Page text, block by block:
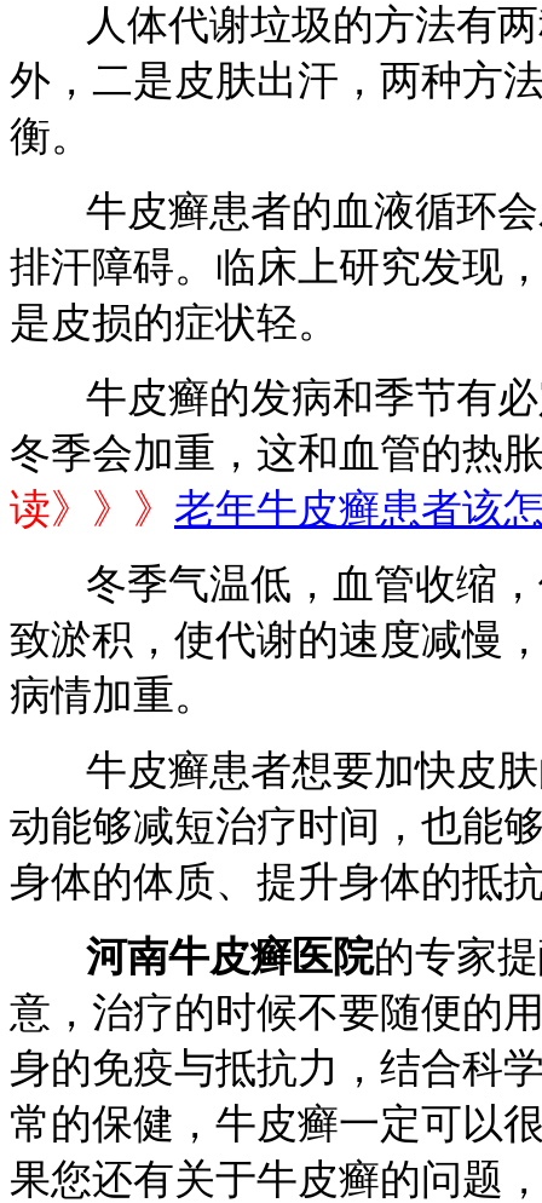
人体代谢垃圾的方法有两
外，二是皮肤出汗，两种方
衡。
牛皮癣患者的血液循环会
排汗障碍。临床上研究发现
是皮损的症状轻。
牛皮癣的发病和季节有必
冬季会加重，这和血管的热
读》》》 老年牛皮癣患者该
冬季气温低，血管收缩，
致淤积，使代谢的速度减慢
病情加重。
牛皮癣患者想要加快皮肤
动能够减短治疗时间，也能
身体的体质、提升身体的抵
河南牛皮癣医院的专家
意，治疗的时候不要随便的
身的免疫与抵抗力，结合科
常的保健，牛皮癣一定可以
果您还有关于牛皮癣的问题